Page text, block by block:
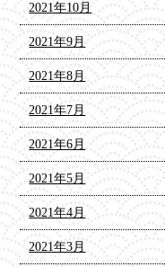
2021年10月
2021年9月
2021年8月
2021年7月
2021年6月
2021年5月
2021年4月
2021年3月